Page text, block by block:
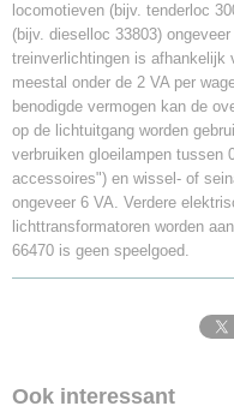
locomotieven (bijv. tenderloc
(bijv. dieselloc 33803)
treinverlichtingen is afhankelijk
meestal onder de 2 VA per
benodigde vermogen kan de
op de lichtuitgang worden
verbruiken gloeilampen tussen
accessoires") en wissel- of
ongeveer 6 VA. Verdere
lichttransformatoren worden
66470 is geen speelgoed.
Ook interessant